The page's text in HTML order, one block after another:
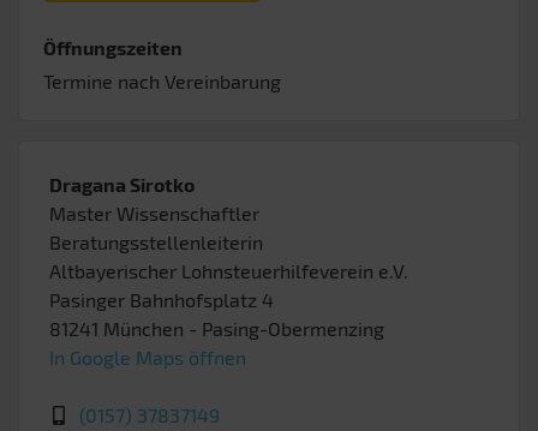
Öffnungszeiten
Termine nach Vereinbarung
Dragana Sirotko
Master Wissenschaftler
Beratungsstellenleiterin
Altbayerischer Lohnsteuerhilfeverein e.V.
Pasinger Bahnhofsplatz 4
81241 München - Pasing-Obermenzing
In Google Maps öffnen
(0157) 37837149